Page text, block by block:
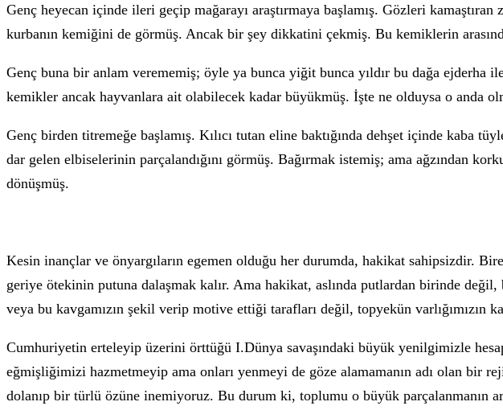
Genç heyecan içinde ileri geçip mağarayı araştırmaya başlamış. Gözleri
kurbanın kemiğini de görmüş. Ancak bir şey dikkatini çekmiş. Bu kemiklerin
Genç buna bir anlam verememiş; öyle ya bunca yiğit bunca yıldır bu dağa ejderha
kemikler ancak hayvanlara ait olabilecek kadar büyükmüş. İşte ne olduysa o anda
Genç birden titremeğe başlamış. Kılıcı tutan eline baktığında dehşet içinde kaba
dar gelen elbiselerinin parçalandığını görmüş. Bağırmak istemiş; ama ağzından
dönüşmüş.
Kesin inançlar ve önyargıların egemen olduğu her durumda, hakikat sahipsizdir.
geriye ötekinin putuna dalaşmak kalır. Ama hakikat, aslında putlardan birinde
veya bu kavgamızın şekil verip motive ettiği tarafları değil, topyekün varlığımızın
Cumhuriyetin erteleyip üzerini örttüğü I.Dünya savaşındaki büyük yenilgimizle
eğmişliğimizi hazmetmeyip ama onları yenmeyi de göze alamamanın adı olan bir
dolanıp bir türlü özüne inemiyoruz. Bu durum ki, toplumu o büyük parçalanmanın